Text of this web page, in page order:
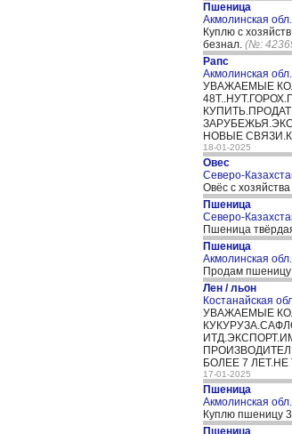
Пшеница
Акмолинская
Куплю с
безнал. (№:
Рапс
Акмолинская
УВАЖАЕМЫЕ
НОВЫЕ
18-01-2025
Овес
Северо-
Овёс с
Пшеница
Северо-
Пшеница
Пшеница
Акмолинская
Продам пшеницу
Лен / льон
Костанайская
УВАЖАЕМЫЕ
БОЛЕЕ 7
17-01-2025
Пшеница
Акмолинская
Куплю пшеницу
Пшеница